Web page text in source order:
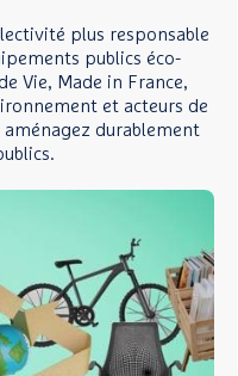
plus responsable
publics éco-
Vie, Made in France,
et acteurs de
durablement